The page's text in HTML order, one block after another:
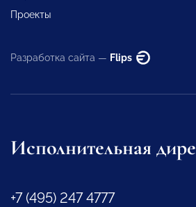
Проекты
Разработка сайта — Flips
Исполнительная
+7 (495) 247 4777